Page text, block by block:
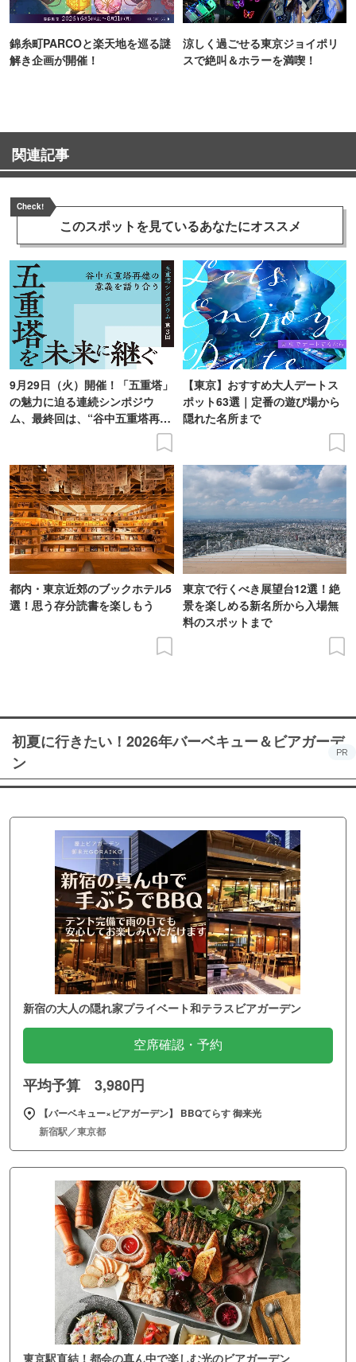
錦糸町PARCOと楽天地を巡る謎
解き企画が開催！
涼しく過ごせる東京ジョイポリ
スで絶叫＆ホラーを満喫！
関連記事
Check!
このスポットを見ているあなたにオススメ
9月29日（火）開催！「五重塔」
の魅力に迫る連続シンポジウ
ム、最終回は、“谷中五重塔再建
【東京】おすすめ大人デートス
ポット63選｜定番の遊び場から
隠れた名所まで
都内・東京近郊のブックホテル5
選！思う存分読書を楽しもう
東京で行くべき展望台12選！絶
景を楽しめる新名所から入場無
料のスポットまで
初夏に行きたい！2026年バーベキュー＆ビアガーデ
ン
PR
新宿の大人の隠れ家プライベート和テラスビアガーデン
空席確認・予約
平均予算 3,980円
【バーベキュー×ビアガーデン】 BBQてらす 御来光
新宿駅／東京都
東京駅直結！都会の真ん中で楽しむ光のビアガーデン